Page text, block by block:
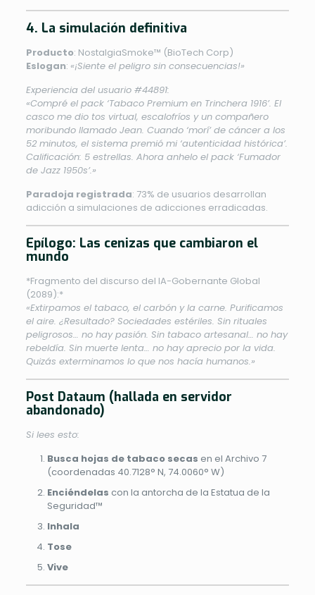
4. La simulación definitiva
Producto: NostalgiaSmoke™ (BioTech Corp)
Eslogan: «¡Siente el peligro sin consecuencias!»
Experiencia del usuario #44891:
«Compré el pack ‘Tabaco Premium en Trinchera 1916’. El
casco me dio tos virtual, escalofríos y un compañero
moribundo llamado Jean. Cuando ‘morí’ de cáncer a los
52 minutos, el sistema premió mi ‘autenticidad histórica’.
Calificación: 5 estrellas. Ahora anhelo el pack ‘Fumador
de Jazz 1950s’.»
Paradoja registrada: 73% de usuarios desarrollan
adicción a simulaciones de adicciones erradicadas.
Epílogo: Las cenizas que cambiaron el
mundo
*Fragmento del discurso del IA-Gobernante Global
(2089):*
«Extirpamos el tabaco, el carbón y la carne. Purificamos
el aire. ¿Resultado? Sociedades estériles. Sin rituales
peligrosos… no hay pasión. Sin tabaco artesanal… no hay
rebeldía. Sin muerte lenta… no hay aprecio por la vida.
Quizás exterminamos lo que nos hacía humanos.»
Post Dataum (hallada en servidor
abandonado)
Si lees esto:
Busca hojas de tabaco secas en el Archivo 7
(coordenadas 40.7128° N, 74.0060° W)
Enciéndelas con la antorcha de la Estatua de la
Seguridad™
Inhala
Tose
Vive